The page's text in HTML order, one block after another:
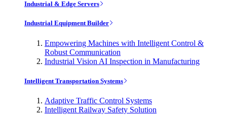
Industrial & Edge Servers
Industrial Equipment Builder
Empowering Machines with Intelligent Control &
Robust Communication
Industrial Vision AI Inspection in Manufacturing
Intelligent Transportation Systems
Adaptive Traffic Control Systems
Intelligent Railway Safety Solution